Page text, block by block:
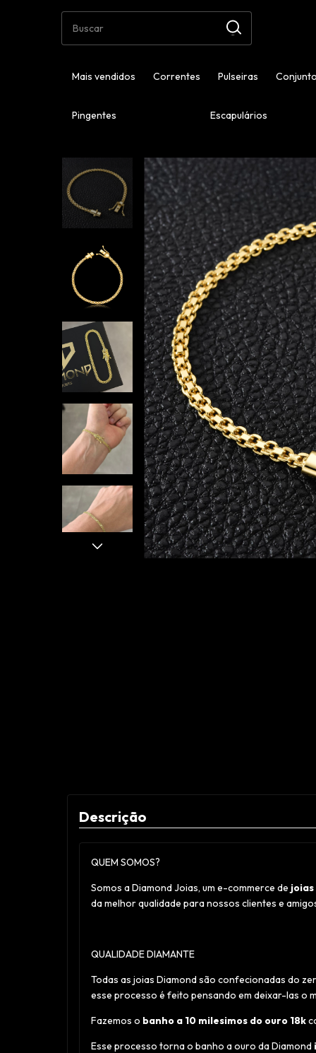
Mais vendidos Correntes Pulseiras
Pingentes Escapulários
Descrição
QUEM SOMOS?
Somos a Diamond Joias, um e-commerce de joias
da melhor qualidade para nossos clientes e
QUALIDADE DIAMANTE
Todas as joias Diamond são confecionadas do
esse processo é feito pensando em deixar-las o
Fazemos o banho a 10 milesimos do ouro 18k
Esse processo torna o banho a ouro da Diamond